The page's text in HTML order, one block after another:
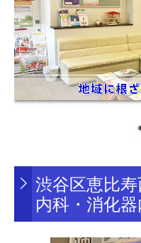
渋谷区恵比寿
内科・消化